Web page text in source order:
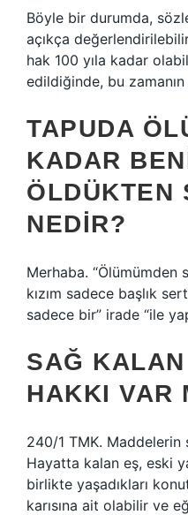
Böyle bir durumda,
açıkça
hak 100 yıla kadar
edildiğinde, bu
TAPUDA
KADAR
ÖLDÜKTEN
NEDIR?
Merhaba. “Ölümümden
kızım sadece başlık
sadece bir” irade “ile
SAĞ
HAKKI VAR
240/1 TMK. Maddelerin
Hayatta kalan eş, eski
birlikte yaşadıkları
karısına ait olabilir ve